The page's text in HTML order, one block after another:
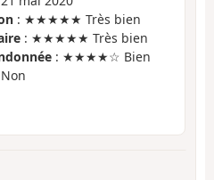
: ★★★★★ Très bien
: ★★★★★ Très bien
: ★★★★☆ Bien